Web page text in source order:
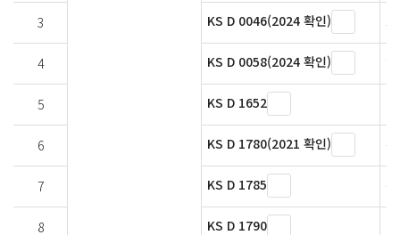
3 KS D 0046(2024 확인)
4 KS D 0058(2024 확인)
5 KS D 1652
6 KS D 1780(2021 확인)
7 KS D 1785
8 KS D 1790